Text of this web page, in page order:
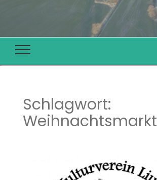
Schlagwort:
Weihnachtsmarkt